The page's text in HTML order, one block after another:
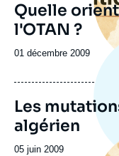
Quelle
l'OTAN ?
Date
publication
01 décembre 2009
Les
algérien
Date
05 juin 2009
Image